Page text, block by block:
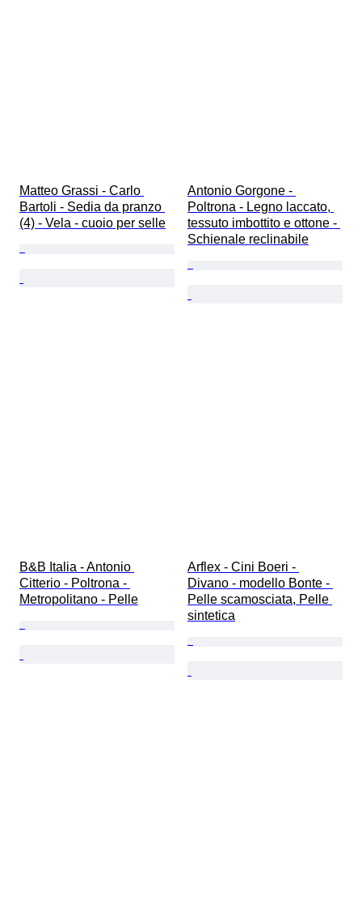
Matteo Grassi - Carlo
Bartoli - Sedia da pranzo
(4) - Vela - cuoio per selle
Antonio Gorgone -
Poltrona - Legno laccato,
tessuto imbottito e ottone -
Schienale reclinabile
B&B Italia - Antonio
Citterio - Poltrona -
Metropolitano - Pelle
Arflex - Cini Boeri -
Divano - modello Bonte -
Pelle scamosciata, Pelle
sintetica